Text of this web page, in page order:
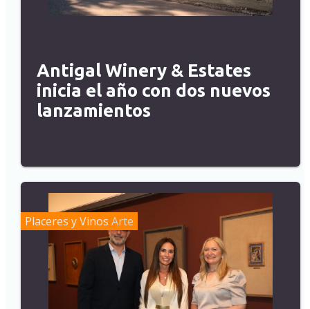
Antigal Winery & Estates
inicia el año con dos nuevos
lanzamientos
Placeres y Vinos Arte